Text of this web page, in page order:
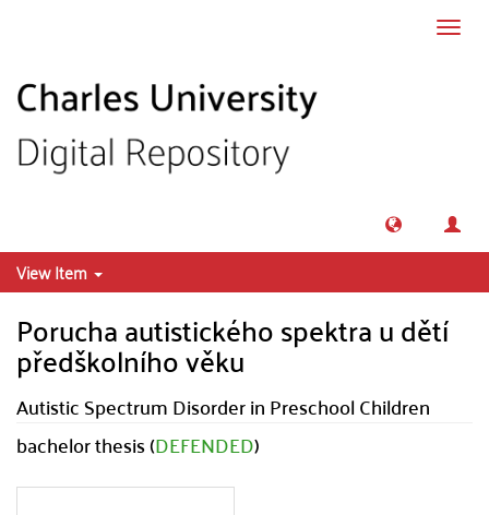
View Item
Porucha autistického spektra u dětí
předškolního věku
Autistic Spectrum Disorder in Preschool Children
bachelor thesis (DEFENDED)